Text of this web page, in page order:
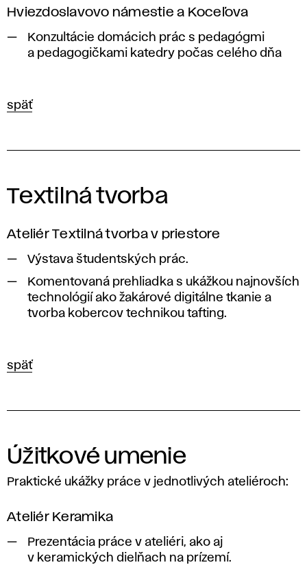
Hviezdoslavovo námestie a Koceľova
Konzultácie domácich prác s pedagógmi
a pedagogičkami katedry počas celého dňa
späť
Textilná tvorba
Ateliér Textilná tvorba v priestore
Výstava študentských prác.
Komentovaná prehliadka s ukážkou najnovších
technológií ako žakárové digitálne tkanie a
tvorba kobercov technikou tafting.
späť
Úžitkové umenie
Praktické ukážky práce v jednotlivých ateliéroch:
Ateliér Keramika
Prezentácia práce v ateliéri, ako aj
v keramických dielňach na prízemí.